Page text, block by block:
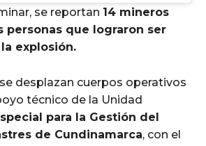
se reportan 14 mineros
personas que lograron ser
explosión.
desplazan cuerpos operativos
técnico de la Unidad
para la Gestión del
de Cundinamarca, con el